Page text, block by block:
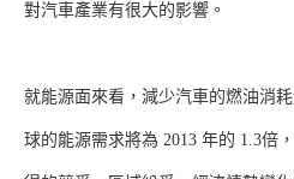
對汽車產業有很大的影響。
就能源面來看，減少汽車的燃油消
球的能源需求將為 2013 年的 1.3倍